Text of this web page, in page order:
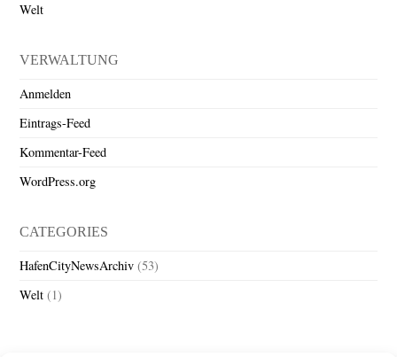
Welt
VERWALTUNG
Anmelden
Eintrags-Feed
Kommentar-Feed
WordPress.org
CATEGORIES
HafenCityNewsArchiv (53)
Welt (1)